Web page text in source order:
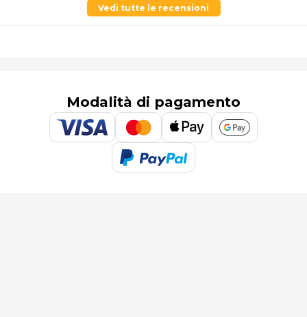
Vedi tutte le recensioni
Modalità di pagamento